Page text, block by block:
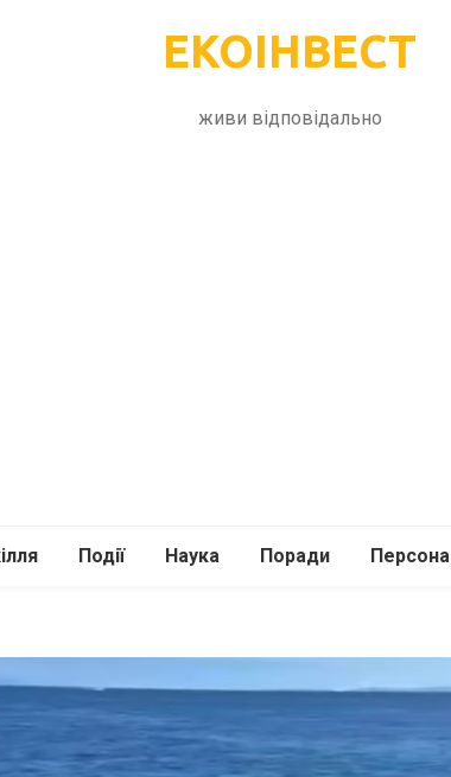
ЕКОІНВЕСТ
живи відповідально
Події
Інше
Наука
Психологія
Поради
Здоров’я
Персона